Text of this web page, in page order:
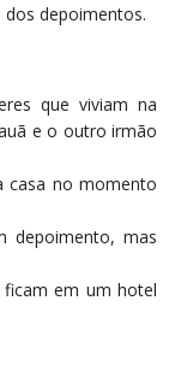
dos depoimentos.
que viviam na
e o outro irmão
casa no momento
depoimento, mas
ficam em um hotel